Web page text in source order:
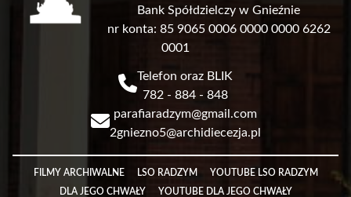
Bank Spółdzielczy w Gnieźnie
nr konta: 85 9065 0006 0000 0000 6262
0001
Telefon oraz BLIK
782 - 884 - 848
parafiaradzym@gmail.com
2gniezno5@archidiecezja.pl
LinkFILMY ARCHIWALNE LSO RADZYM
YOUTUBE LSO RADZYM
DLA JEGO CHWAŁY
YOUTUBE DLA JEGO CHWAŁY